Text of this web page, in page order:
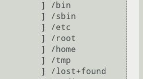
] /lost+found